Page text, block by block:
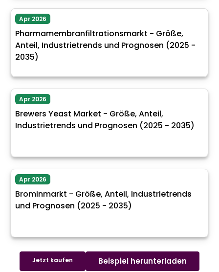
Apr 2026
Pharmamembranfiltrationsmarkt - Größe,
Anteil, Industrietrends und Prognosen (2025 -
2035)
Apr 2026
Brewers Yeast Market - Größe, Anteil,
Industrietrends und Prognosen (2025 - 2035)
Apr 2026
Brominmarkt - Größe, Anteil, Industrietrends
und Prognosen (2025 - 2035)
Jetzt kaufen Beispiel herunterladen